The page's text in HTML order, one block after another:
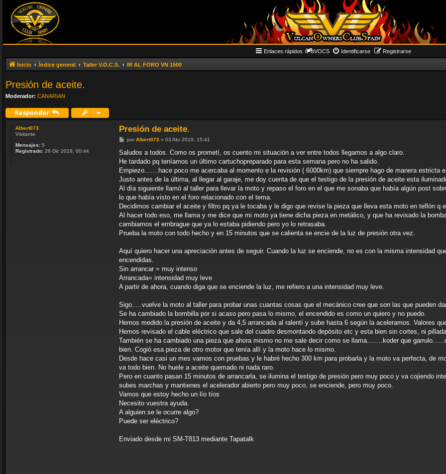
Enlaces rápidos VOCS Identificarse Registrarse
Inicio Índice general Taller V.O.C.S. IR AL FORO VN 1500
Presión de aceite.
Moderador: CANARIAN
Responder
Albert073
Visitante
Mensajes: 5
Registrado: 26 Dic 2018, 00:44
Presión de aceite.
M
n
a
j
por Albert073» 03 Abr 2019, 15:41
Saludos a todos. Como os prometí, os cuento mi situación a ver entre todos llegamos a algo claro.
He tardado pq teníamos un último cartuchopreparado para esta semana pero no ha salido.
Empiezo.......hace poco me acercaba al momento e la revisión ( 6000km) que siempre hago de manera estricta
Justo antes de la última, al llegar al garaje, me doy cuenta de que el testigo de la presión de aceite esta
Al día siguiente llamó al taller para llevar la moto y repaso el foro en el que me sonaba que había algún post
lo que había visto en el foro relacionado con el tema.
Decidimos cambiar el aceite y filtro pq ya le tocaba y le digo que revise la pieza que lleva esta moto en teflón q
Al hacer todo eso, me llama y me dice que mi moto ya tiene dicha pieza en metálico, y que ha revisado la
cambiamos el embrague que ya lo estaba pidiendo pero yo lo retrasaba.
Prueba la moto con todo hecho y en 15 minutos que se calienta se encie de la luz de presión otra vez.
Aquí quiero hacer una apreciación antes de seguir. Cuando la luz se enciende, no es con la misma intensidad
encendidas.
Sin arrancar = muy intenso
Arrancada= intensidad muy leve
A partir de ahora, cuando diga que se enciende la luz, me refiero a una intensidad muy leve.
Sigo.....vuelve la moto al taller para probar unas cuantas cosas que el mecánico cree que son las que pueden
Se ha cambiado la bombilla por si acaso pero pasa lo mismo, el encendido es como un quiero y no puedo.
Hemos medido la presión de aceite y da 4,5 arrancada al ralentí y sube hasta 6 según la aceleramos. Valores
Hemos revisado el cable eléctrico que sale del cuadro desmontando depósito etc y esta bien sin cortes, ni
También se ha cambiado una pieza que ahora mismo no me sale decir como se llama........koder que
bien. Cogió esa pieza de otro motor que tenía allí y la moto hace lo mismo.
Desde hace casi un mes vamos con pruebas y le habré hecho 300 km para probarla y la moto va perfecta, de
va todo bien. No huele a aceite quemado ni nada raro.
Pero en cuanto pasan 15 minutos de arrancarla, se ilumina el testigo de presión pero muy poco y va cojiendo
subes marchas y mantienes el acelerador abierto pero muy poco, se enciende, pero muy poco.
Vamos que estoy hecho un lío tíos
Necesito vuestra ayuda.
A alguien se le ocurre algo?
Puede ser eléctrico?
Enviado desde mi SM-T813 mediante Tapatalk